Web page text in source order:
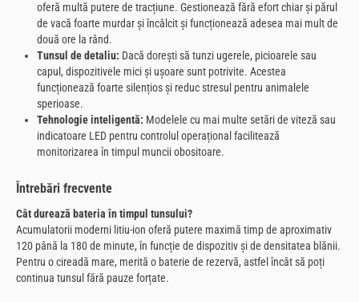
oferă multă putere de tracțiune. Gestionează fără efort chiar și părul
de vacă foarte murdar și încâlcit și funcționează adesea mai mult de
două ore la rând.
Tunsul de detaliu: Dacă dorești să tunzi ugerele, picioarele sau
capul, dispozitivele mici și ușoare sunt potrivite. Acestea
funcționează foarte silențios și reduc stresul pentru animalele
sperioase.
Tehnologie inteligentă: Modelele cu mai multe setări de viteză sau
indicatoare LED pentru controlul operațional facilitează
monitorizarea în timpul muncii obositoare.
Întrebări frecvente
Cât durează bateria în timpul tunsului?
Acumulatorii moderni litiu-ion oferă putere maximă timp de aproximativ
120 până la 180 de minute, în funcție de dispozitiv și de densitatea blănii.
Pentru o cireadă mare, merită o baterie de rezervă, astfel încât să poți
continua tunsul fără pauze forțate.